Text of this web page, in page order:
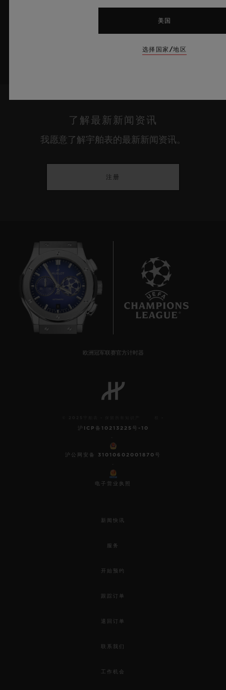
了解最新新闻资讯
我愿意了解宇舶表的最新新闻资讯。
注册
欧洲冠军联赛官方计时器
沪ICP备10213225号-10
沪公网安备 31010602001870号
电子营业执照
新闻快讯
服务
开始预约
跟踪订单
退回订单
联系我们
工作机会
美国
选择国家/地区